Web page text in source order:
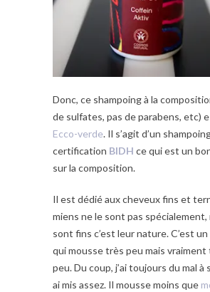
Donc, ce shampoing à la
de sulfates, pas de parabens, etc)
Ecco-verde. Il s’agit d’un
certification BIDH ce qui est un
sur la composition.
Il est dédié aux cheveux fins et
miens ne le sont pas spécialement,
sont fins c’est leur nature. C’est
qui mousse très peu mais
peu. Du coup, j’ai toujours du mal à
ai mis assez. Il mousse moins que